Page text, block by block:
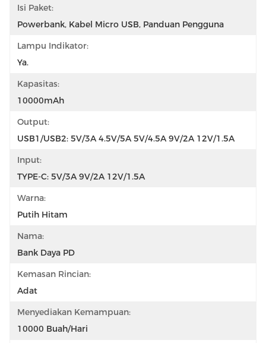
Isi Paket:
Powerbank, Kabel Micro USB, Panduan Pengguna
Lampu Indikator:
Ya.
Kapasitas:
10000mAh
Output:
USB1/USB2: 5V/3A 4.5V/5A 5V/4.5A 9V/2A 12V/1.5A
Input:
TYPE-C: 5V/3A 9V/2A 12V/1.5A
Warna:
Putih Hitam
Nama:
Bank Daya PD
Kemasan Rincian:
Adat
Menyediakan Kemampuan:
10000 Buah/hari